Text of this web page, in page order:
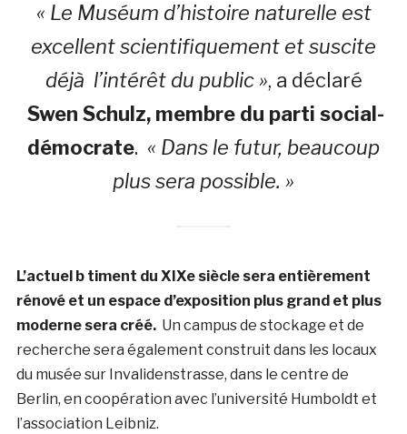
« Le Muséum d’histoire naturelle est
excellent scientifiquement et suscite
déjà l’intérêt du public », a déclaré
Swen Schulz, membre du parti social-
démocrate. « Dans le futur, beaucoup
plus sera possible. »
L’actuel b timent du XIXe siècle sera entièrement
rénové et un espace d’exposition plus grand et plus
moderne sera créé. Un campus de stockage et de
recherche sera également construit dans les locaux
du musée sur Invalidenstrasse, dans le centre de
Berlin, en coopération avec l’université Humboldt et
l’association Leibniz.